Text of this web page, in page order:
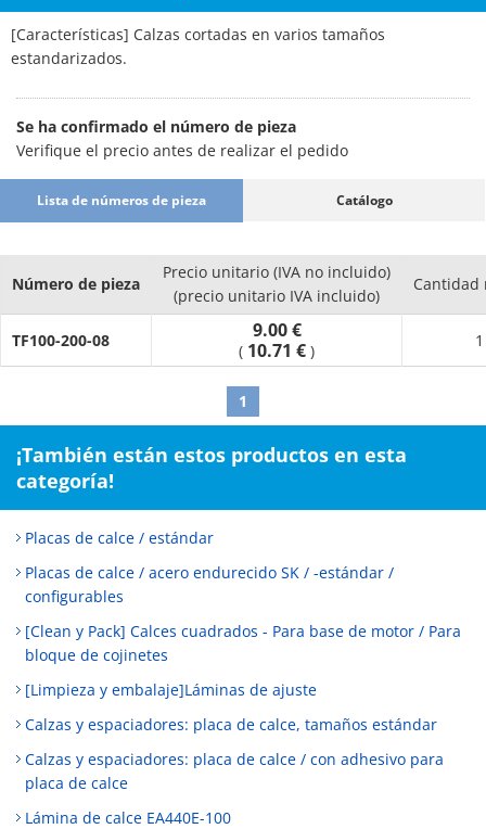
[Características] Calzas cortadas en varios tamaños
estandarizados.
Se ha confirmado el número de pieza
Verifique el precio antes de realizar el pedido
Lista de números de pieza Catálogo
Número de pieza
Precio unitario (IVA no incluido)
(precio unitario IVA incluido)
Cantidad
TF100-200-08 9.00 €
( 10.71 € )
1
¡También están estos productos en esta
categoría!
Placas de calce / estándar
Placas de calce / acero endurecido SK / -estándar /
configurables
[Clean y Pack] Calces cuadrados - Para base de motor / Para
bloque de cojinetes
[Limpieza y embalaje]Láminas de ajuste
Calzas y espaciadores: placa de calce, tamaños estándar
Calzas y espaciadores: placa de calce / con adhesivo para
placa de calce
Lámina de calce EA440E-100